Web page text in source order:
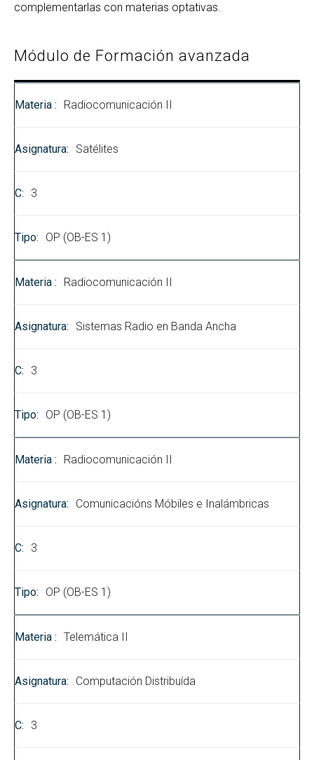
complementarlas con materias optativas.
Módulo de Formación avanzada
Radiocomunicación II
Satélites
3
OP (OB-ES 1)
Radiocomunicación II
Sistemas Radio en Banda Ancha
3
OP (OB-ES 1)
Radiocomunicación II
Comunicacións Móbiles e Inalámbricas
3
OP (OB-ES 1)
Telemática II
Computación Distribuída
3